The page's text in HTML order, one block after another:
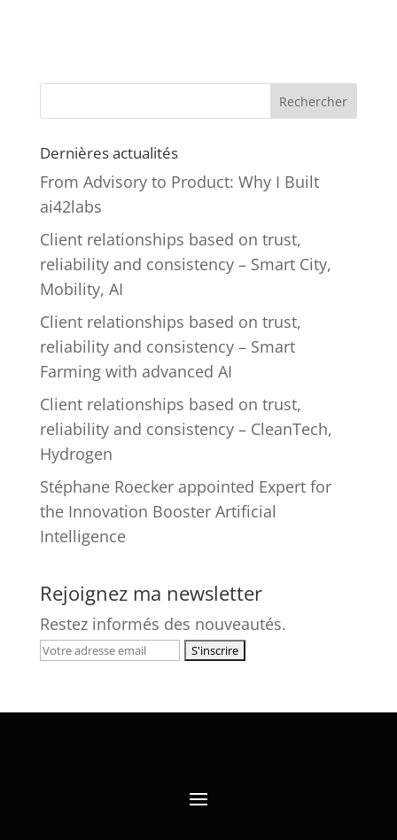
Rechercher
Dernières actualités
From Advisory to Product: Why I Built
ai42labs
Client relationships based on trust,
reliability and consistency – Smart City,
Mobility, AI
Client relationships based on trust,
reliability and consistency – Smart
Farming with advanced AI
Client relationships based on trust,
reliability and consistency – CleanTech,
Hydrogen
Stéphane Roecker appointed Expert for
the Innovation Booster Artificial
Intelligence
Rejoignez ma newsletter
Restez informés des nouveautés.